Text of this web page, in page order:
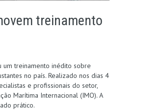
treinamento
um treinamento inédito sobre
no país. Realizado nos dias 4
e profissionais do setor,
Marítima Internacional (IMO). A
prático.